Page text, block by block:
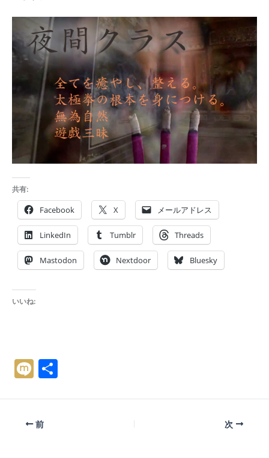
共有:
Facebook X メールアドレス
LinkedIn Tumblr Threads
Mastodon Nextdoor Bluesky
いいね:
M
i
前 次